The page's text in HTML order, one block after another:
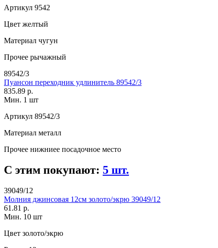
Артикул 9542
Цвет желтый
Материал чугун
Прочее рычажный
89542/3
Пуансон переходник удлинитель 89542/3
835.89 р.
Мин. 1 шт
Артикул 89542/3
Материал металл
Прочее нижниее посадочное место
С этим покупают: 5 шт.
39049/12
Молния джинсовая 12см золото/экрю 39049/12
61.81 р.
Мин. 10 шт
Цвет золото/экрю